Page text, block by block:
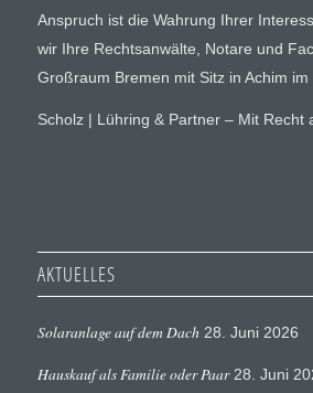
Anspruch ist die Wahrung Ihrer
wir Ihre Rechtsanwälte, Notare und
Großraum Bremen mit Sitz in Achim im
Scholz | Lühring & Partner – Mit Recht
AKTUELLES
Solaranlage auf dem Dach 28. Juni 2026
Hauskauf als Familie oder Paar 28. Juni